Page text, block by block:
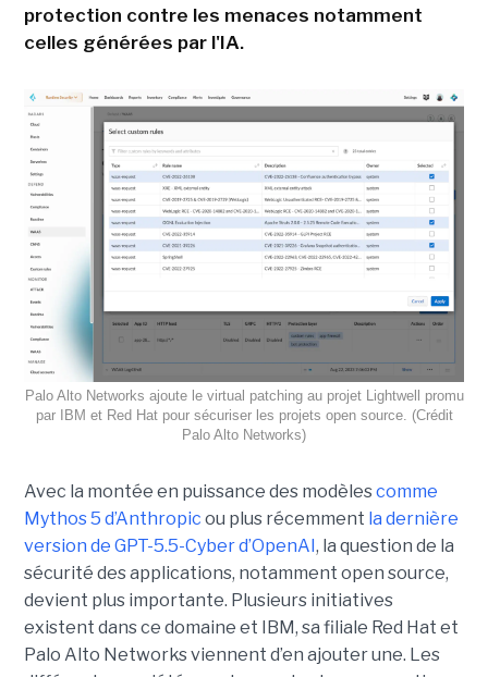
protection contre les menaces notamment
celles générées par l'IA.
Palo Alto Networks ajoute le virtual patching au projet Lightwell promu
par IBM et Red Hat pour sécuriser les projets open source. (Crédit
Palo Alto Networks)
Avec la montée en puissance des modèlescomme
Mythos 5 d’Anthropic ou plus récemment la dernière
version de GPT-5.5-Cyber d’OpenAI , la question de la
sécurité des applications, notamment open source,
devient plus importante. Plusieurs initiatives
existent dans ce domaine et IBM, sa filiale Red Hat et
Palo Alto Networks viennent d’en ajouter une. Les